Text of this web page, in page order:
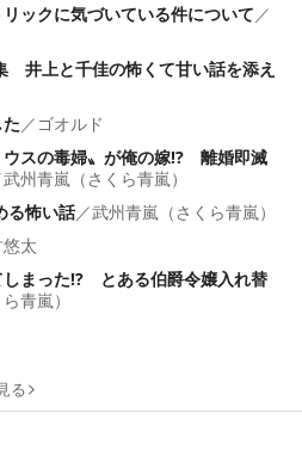
ックに気づいている件について／
井上と千佳の怖くて甘い話を添え
／ ゴオルド
ウスの毒婦〟が俺の嫁⁉ 離婚即滅
武州青嵐（さくら青嵐）
る怖い話／武州青嵐（さくら青嵐）
太
しまった⁉ とある伯爵令嬢入れ替
青嵐）
る